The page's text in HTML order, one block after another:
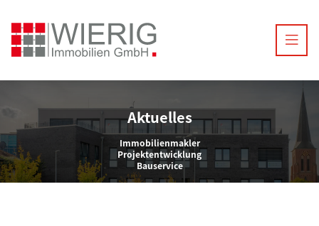
Aktuelles
Immobilienmakler
Projektentwicklung
Bauservice